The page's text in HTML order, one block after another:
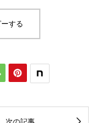
する
